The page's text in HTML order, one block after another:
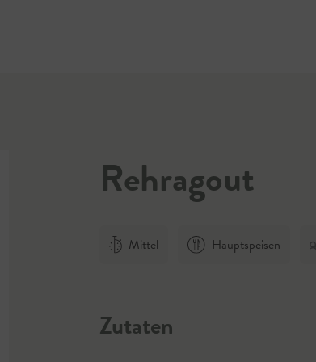
Rehragout
Mittel Hauptspeisen
Zutaten